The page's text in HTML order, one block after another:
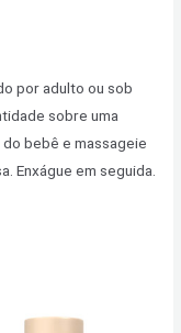
por adulto ou sob
sobre uma
bebê e massageie
Enxágue em seguida.